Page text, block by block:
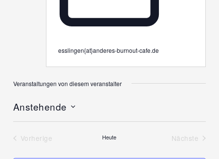
Email
esslingen{at}anderes-burnout-cafe.de
Veranstaltungen von diesem veranstalter
Anstehende
Vorherige
Heute
Nächste